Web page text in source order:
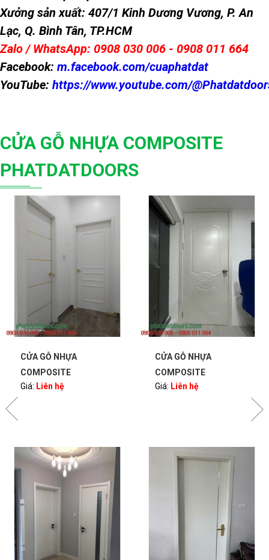
Xưởng sản xuất: 407/1 Kinh Dương Vương, P. An
Lạc, Q. Bình Tân, TP.HCM
Zalo / WhatsApp: 0908 030 006 - 0908 011 664
Facebook: m.facebook.com/cuaphatdat
YouTube: https://www.youtube.com/
CỬA GỖ NHỰA COMPOSITE
PHATDATDOORS
CỬA GỖ NHỰA
COMPOSITE
PHATDATDOORS
Giá: Liên hệ
CỬA GỖ NHỰA
COMPOSITE
PHATDATDOORS
Giá: Liên hệ